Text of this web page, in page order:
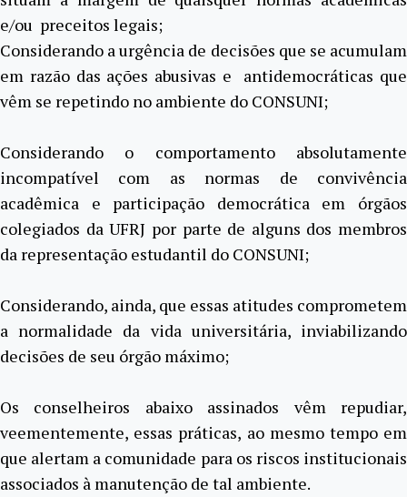
e/ou preceitos legais;
Considerando a urgência de decisões que se acumulam
em razão das ações abusivas e antidemocráticas que
vêm se repetindo no ambiente do CONSUNI;
Considerando o comportamento absolutamente
incompatível com as normas de convivência
acadêmica e participação democrática em órgãos
colegiados da UFRJ por parte de alguns dos membros
da representação estudantil do CONSUNI;
Considerando, ainda, que essas atitudes comprometem
a normalidade da vida universitária, inviabilizando
decisões de seu órgão máximo;
Os conselheiros abaixo assinados vêm repudiar,
veementemente, essas práticas, ao mesmo tempo em
que alertam a comunidade para os riscos institucionais
associados à manutenção de tal ambiente.